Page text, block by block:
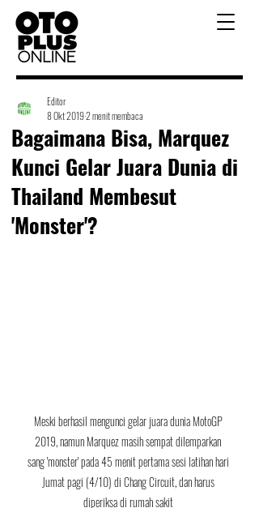
Bagaimana Bisa, Marquez
Kunci Gelar Juara Dunia di
Thailand Membesut
'Monster'?
Editor
8 Okt 20192 menit membaca
Meski berhasil mengunci gelar juara dunia MotoGP
2019, namun Marquez masih sempat dilemparkan
sang 'monster' pada 45 menit pertama sesi latihan hari
Jumat pagi (4/10) di Chang Circuit, dan harus
diperiksa di rumah sakit